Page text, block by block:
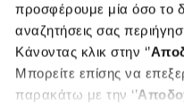
προσφέρουμε μία όσο το
αναζητήσεις σας
Κάνοντας κλικ στην ‘’
Μπορείτε επίσης να
παρακάτω με την ‘’